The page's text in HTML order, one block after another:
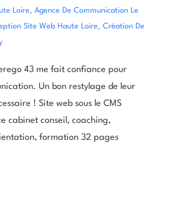
Loire, Agence De Communication Le
Site Web Haute Loire, Création De
43 me fait confiance pour
Un bon restylage de leur
! Site web sous le CMS
cabinet conseil, coaching,
formation 32 pages